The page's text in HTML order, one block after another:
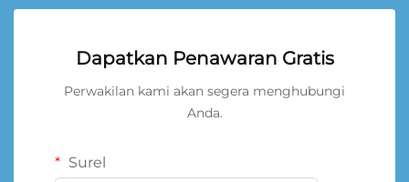
Dapatkan Penawaran Gratis
Perwakilan kami akan segera menghubungi
Anda.
Surel